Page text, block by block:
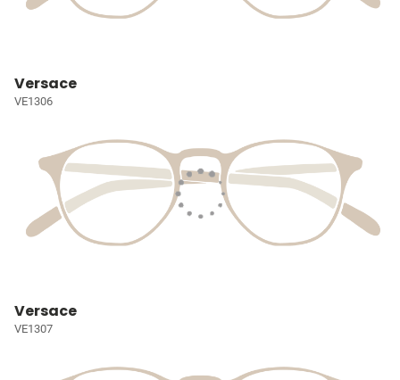
Versace
VE1306
Versace
VE1307